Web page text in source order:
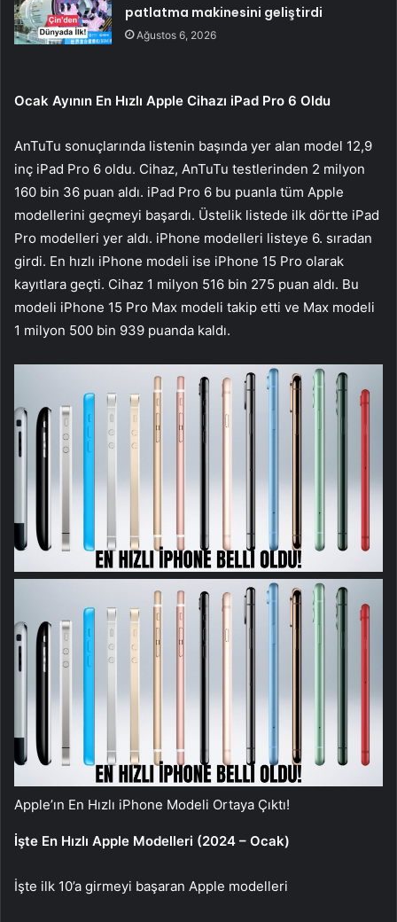
patlatma makinesini geliştirdi
Ağustos 6, 2026
Ocak Ayının En Hızlı Apple Cihazı iPad Pro 6 Oldu
AnTuTu sonuçlarında listenin başında yer alan model 12,9
inç iPad Pro 6 oldu. Cihaz, AnTuTu testlerinden 2 milyon
160 bin 36 puan aldı. iPad Pro 6 bu puanla tüm Apple
modellerini geçmeyi başardı. Üstelik listede ilk dörtte iPad
Pro modelleri yer aldı. iPhone modelleri listeye 6. sıradan
girdi. En hızlı iPhone modeli ise iPhone 15 Pro olarak
kayıtlara geçti. Cihaz 1 milyon 516 bin 275 puan aldı. Bu
modeli iPhone 15 Pro Max modeli takip etti ve Max modeli
1 milyon 500 bin 939 puanda kaldı.
Apple’ın En Hızlı iPhone Modeli Ortaya Çıktı!
İşte En Hızlı Apple Modelleri (2024 – Ocak)
İşte ilk 10’a girmeyi başaran Apple modelleri